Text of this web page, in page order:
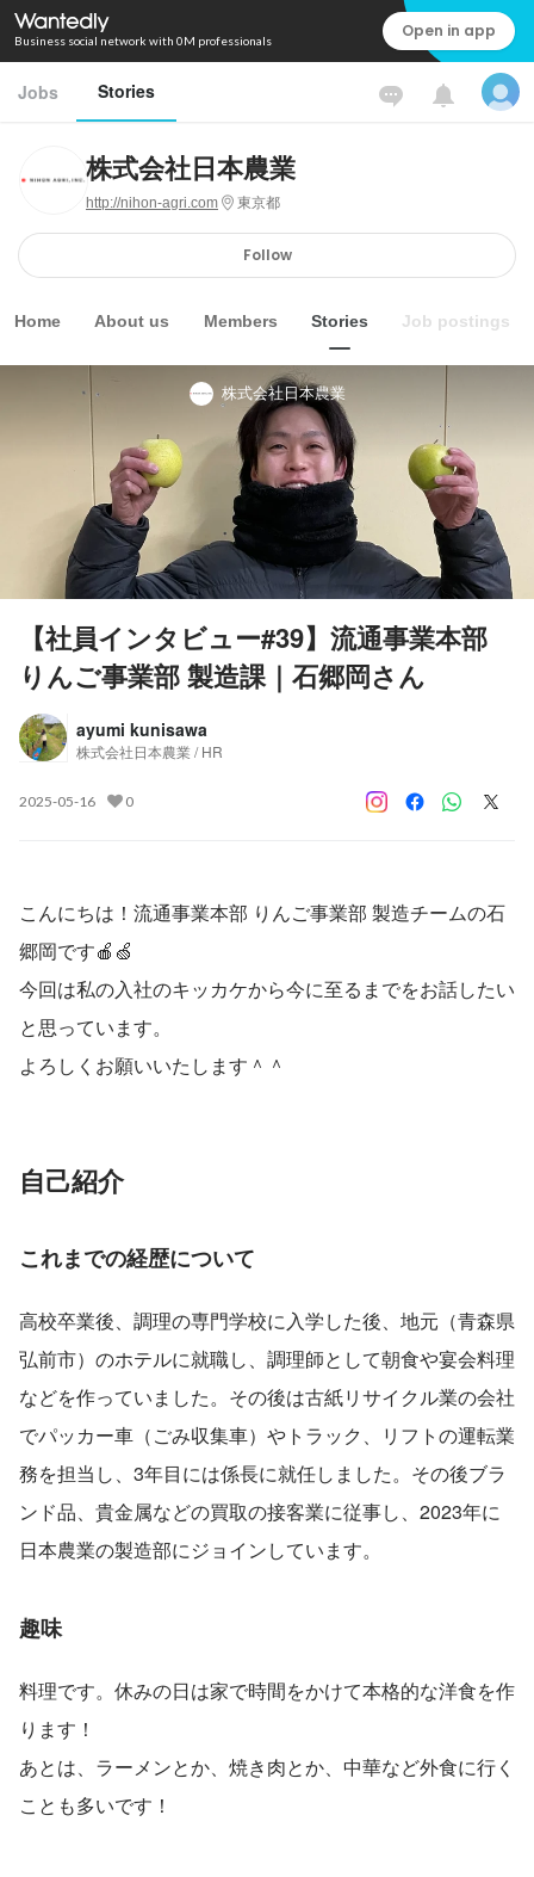
Business social network with 0M professionals Open in app
Jobs Stories
株式会社日本農業
http://nihon-agri.com 東京都
Follow
Home About us Members Stories Job postings
株式会社日本農業
【社員インタビュー#39】流通事業本部
りんご事業部 製造課｜石郷岡さん
ayumi kunisawa
株式会社日本農業 / HR
2025-05-16 0
こんにちは！流通事業本部 りんご事業部 製造チームの石
郷岡です🍎🍏
今回は私の入社のキッカケから今に至るまでをお話したい
と思っています。
よろしくお願いいたします＾＾
自己紹介
これまでの経歴について
高校卒業後、調理の専門学校に入学した後、地元（青森県
弘前市）のホテルに就職し、調理師として朝食や宴会料理
などを作っていました。その後は古紙リサイクル業の会社
でパッカー車（ごみ収集車）やトラック、リフトの運転業
務を担当し、3年目には係長に就任しました。その後ブラ
ンド品、貴金属などの買取の接客業に従事し、2023年に
日本農業の製造部にジョインしています。
趣味
料理です。休みの日は家で時間をかけて本格的な洋食を作
ります！
あとは、ラーメンとか、焼き肉とか、中華など外食に行く
ことも多いです！